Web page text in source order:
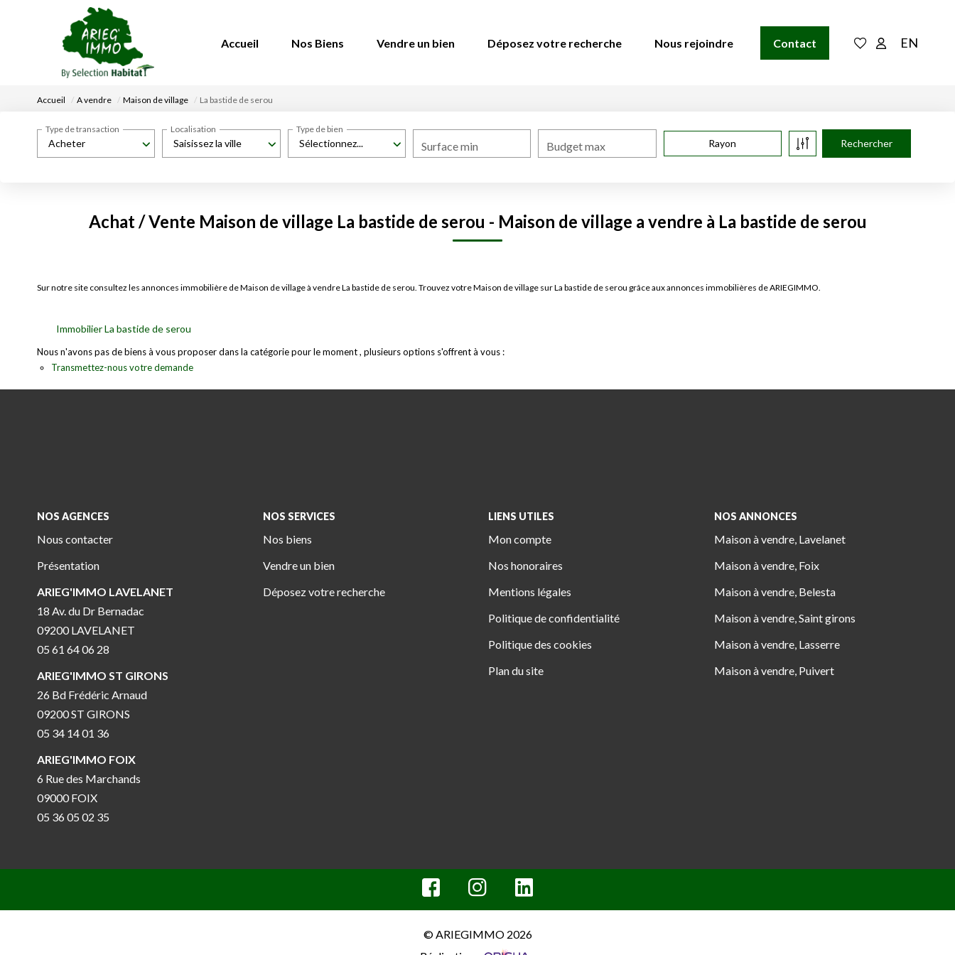
Accueil Nos Biens Vendre un bien Déposez votre recherche Nous rejoindre Contact EN
Accueil A vendre Maison de village La bastide de serou
Acheter
Type de transaction
Saisissez la ville
Localisation
Sélectionnez...
Type de bien
Surface min Budget max Rayon
Achat / Vente Maison de village La bastide de serou - Maison de village a vendre à La bastide de serou
Sur notre site consultez les annonces immobilière de Maison de village à vendre La bastide de serou. Trouvez votre Maison de village sur La bastide de serou grâce aux annonces immobilières de ARIEGIMMO.
Immobilier La bastide de serou
Nous n'avons pas de biens à vous proposer dans la catégorie pour le moment , plusieurs options s'offrent à vous :
Transmettez-nous votre demande
NOS AGENCES
Nous contacter
Présentation
ARIEG'IMMO LAVELANET
18 Av. du Dr Bernadac
09200 LAVELANET
05 61 64 06 28
ARIEG'IMMO ST GIRONS
26 Bd Frédéric Arnaud
09200 ST GIRONS
05 34 14 01 36
ARIEG'IMMO FOIX
6 Rue des Marchands
09000 FOIX
05 36 05 02 35
NOS SERVICES
Nos biens
Vendre un bien
Déposez votre recherche
LIENS UTILES
Mon compte
Nos honoraires
Mentions légales
Politique de confidentialité
Politique des cookies
Plan du site
NOS ANNONCES
Maison à vendre, Lavelanet
Maison à vendre, Foix
Maison à vendre, Belesta
Maison à vendre, Saint girons
Maison à vendre, Lasserre
Maison à vendre, Puivert
© ARIEGIMMO 2026